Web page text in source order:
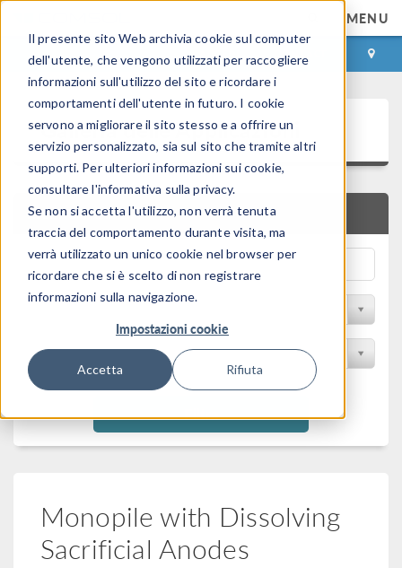
Il presente sito Web archivia cookie sul computer
dell'utente, che vengono utilizzati per raccogliere
informazioni sull'utilizzo del sito e ricordare i
comportamenti dell'utente in futuro. I cookie
servono a migliorare il sito stesso e a offrire un
servizio personalizzato, sia sul sito che tramite altri
supporti. Per ulteriori informazioni sui cookie,
consultare l'informativa sulla privacy.
Se non si accetta l'utilizzo, non verrà tenuta
traccia del comportamento durante visita, ma
verrà utilizzato un unico cookie nel browser per
ricordare che si è scelto di non registrare
informazioni sulla navigazione.
Impostazioni cookie
Accetta Rifiuta
MENU
ACCEDI CONTACT
Galleria delle Applicazioni
RICERCA RAPIDA
Filtra per Prodotto
Filtra
Monopile with Dissolving
Sacrificial Anodes